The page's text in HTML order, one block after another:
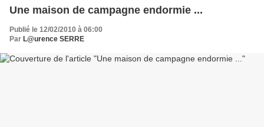
Une maison de campagne endormie ...
Publié le 12/02/2010 à 06:00
Par L@urence SERRE